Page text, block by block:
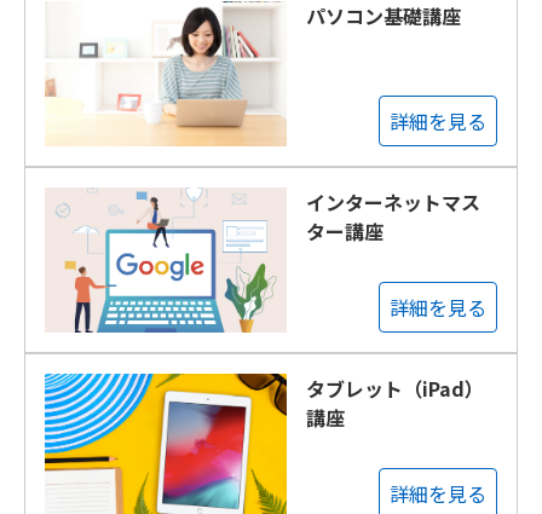
パソコン基礎講座
詳細を見る
インターネットマス
ター講座
詳細を見る
タブレット（iPad）
講座
詳細を見る